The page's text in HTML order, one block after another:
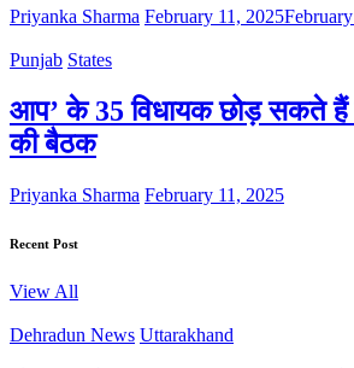
Priyanka Sharma February 11, 2025
Punjab States
आप’ के 35 विधायक छोड़ सकते हैं
की बैठक
Priyanka Sharma February 11, 2025
Recent Post
View All
Dehradun News Uttarakhand